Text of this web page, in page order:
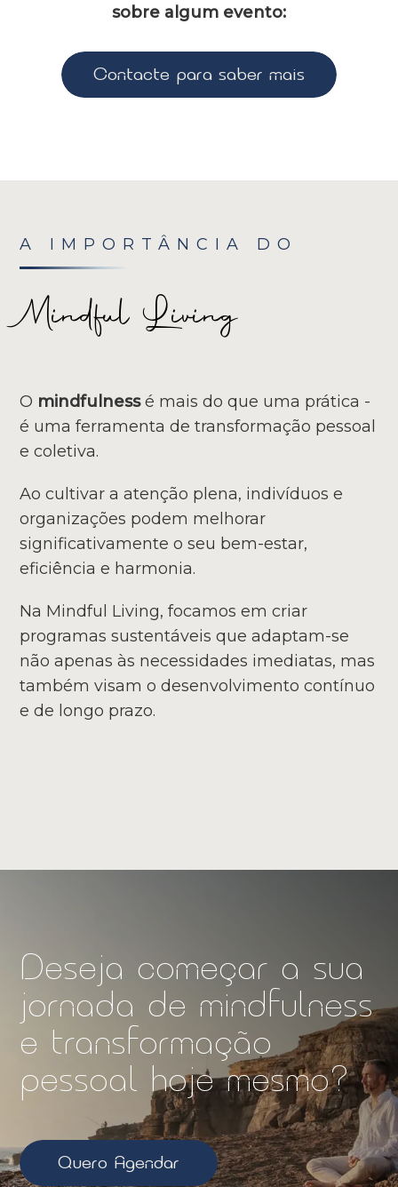
sobre algum evento:
Contacte para saber mais
A IMPORTÂNCIA DO
Mindful Living
O mindfulnessé mais do que uma prática -
é uma ferramenta de transformação pessoal
e coletiva.
Ao cultivar a atenção plena, indivíduos e
organizações podem melhorar
significativamente o seu bem-estar,
eficiência e harmonia.
Na Mindful Living, focamos em criar
programas sustentáveis que adaptam-se
não apenas às necessidades imediatas, mas
também visam o desenvolvimento contínuo
e de longo prazo.
Deseja começar a sua
jornada de mindfulness
e transformação
pessoal hoje mesmo?
Quero Agendar